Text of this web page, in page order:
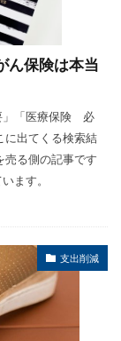
ん保険は本当
」「医療保険 必
に出てくる検索結
売る側の記事です
ます。
支出削減